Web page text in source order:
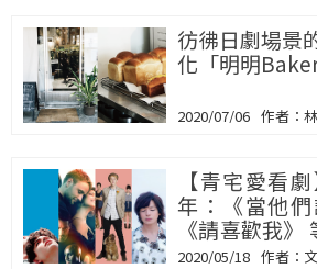
彷彿日劇場景
化「明明
2020/07/06
【青宅愛看
年：《當他們
《請喜歡我》
薦！
2020/05/18